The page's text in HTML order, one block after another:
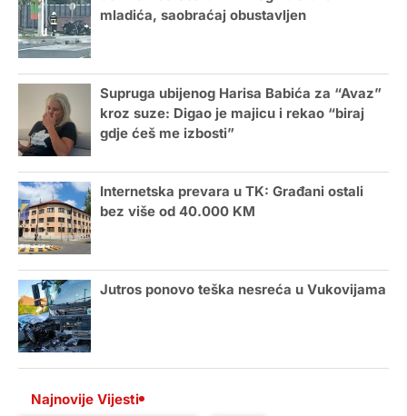
mladića, saobraćaj obustavljen
Supruga ubijenog Harisa Babića za “Avaz”
kroz suze: Digao je majicu i rekao “biraj
gdje ćeš me izbosti”
Internetska prevara u TK: Građani ostali
bez više od 40.000 KM
Jutros ponovo teška nesreća u Vukovijama
Najnovije Vijesti